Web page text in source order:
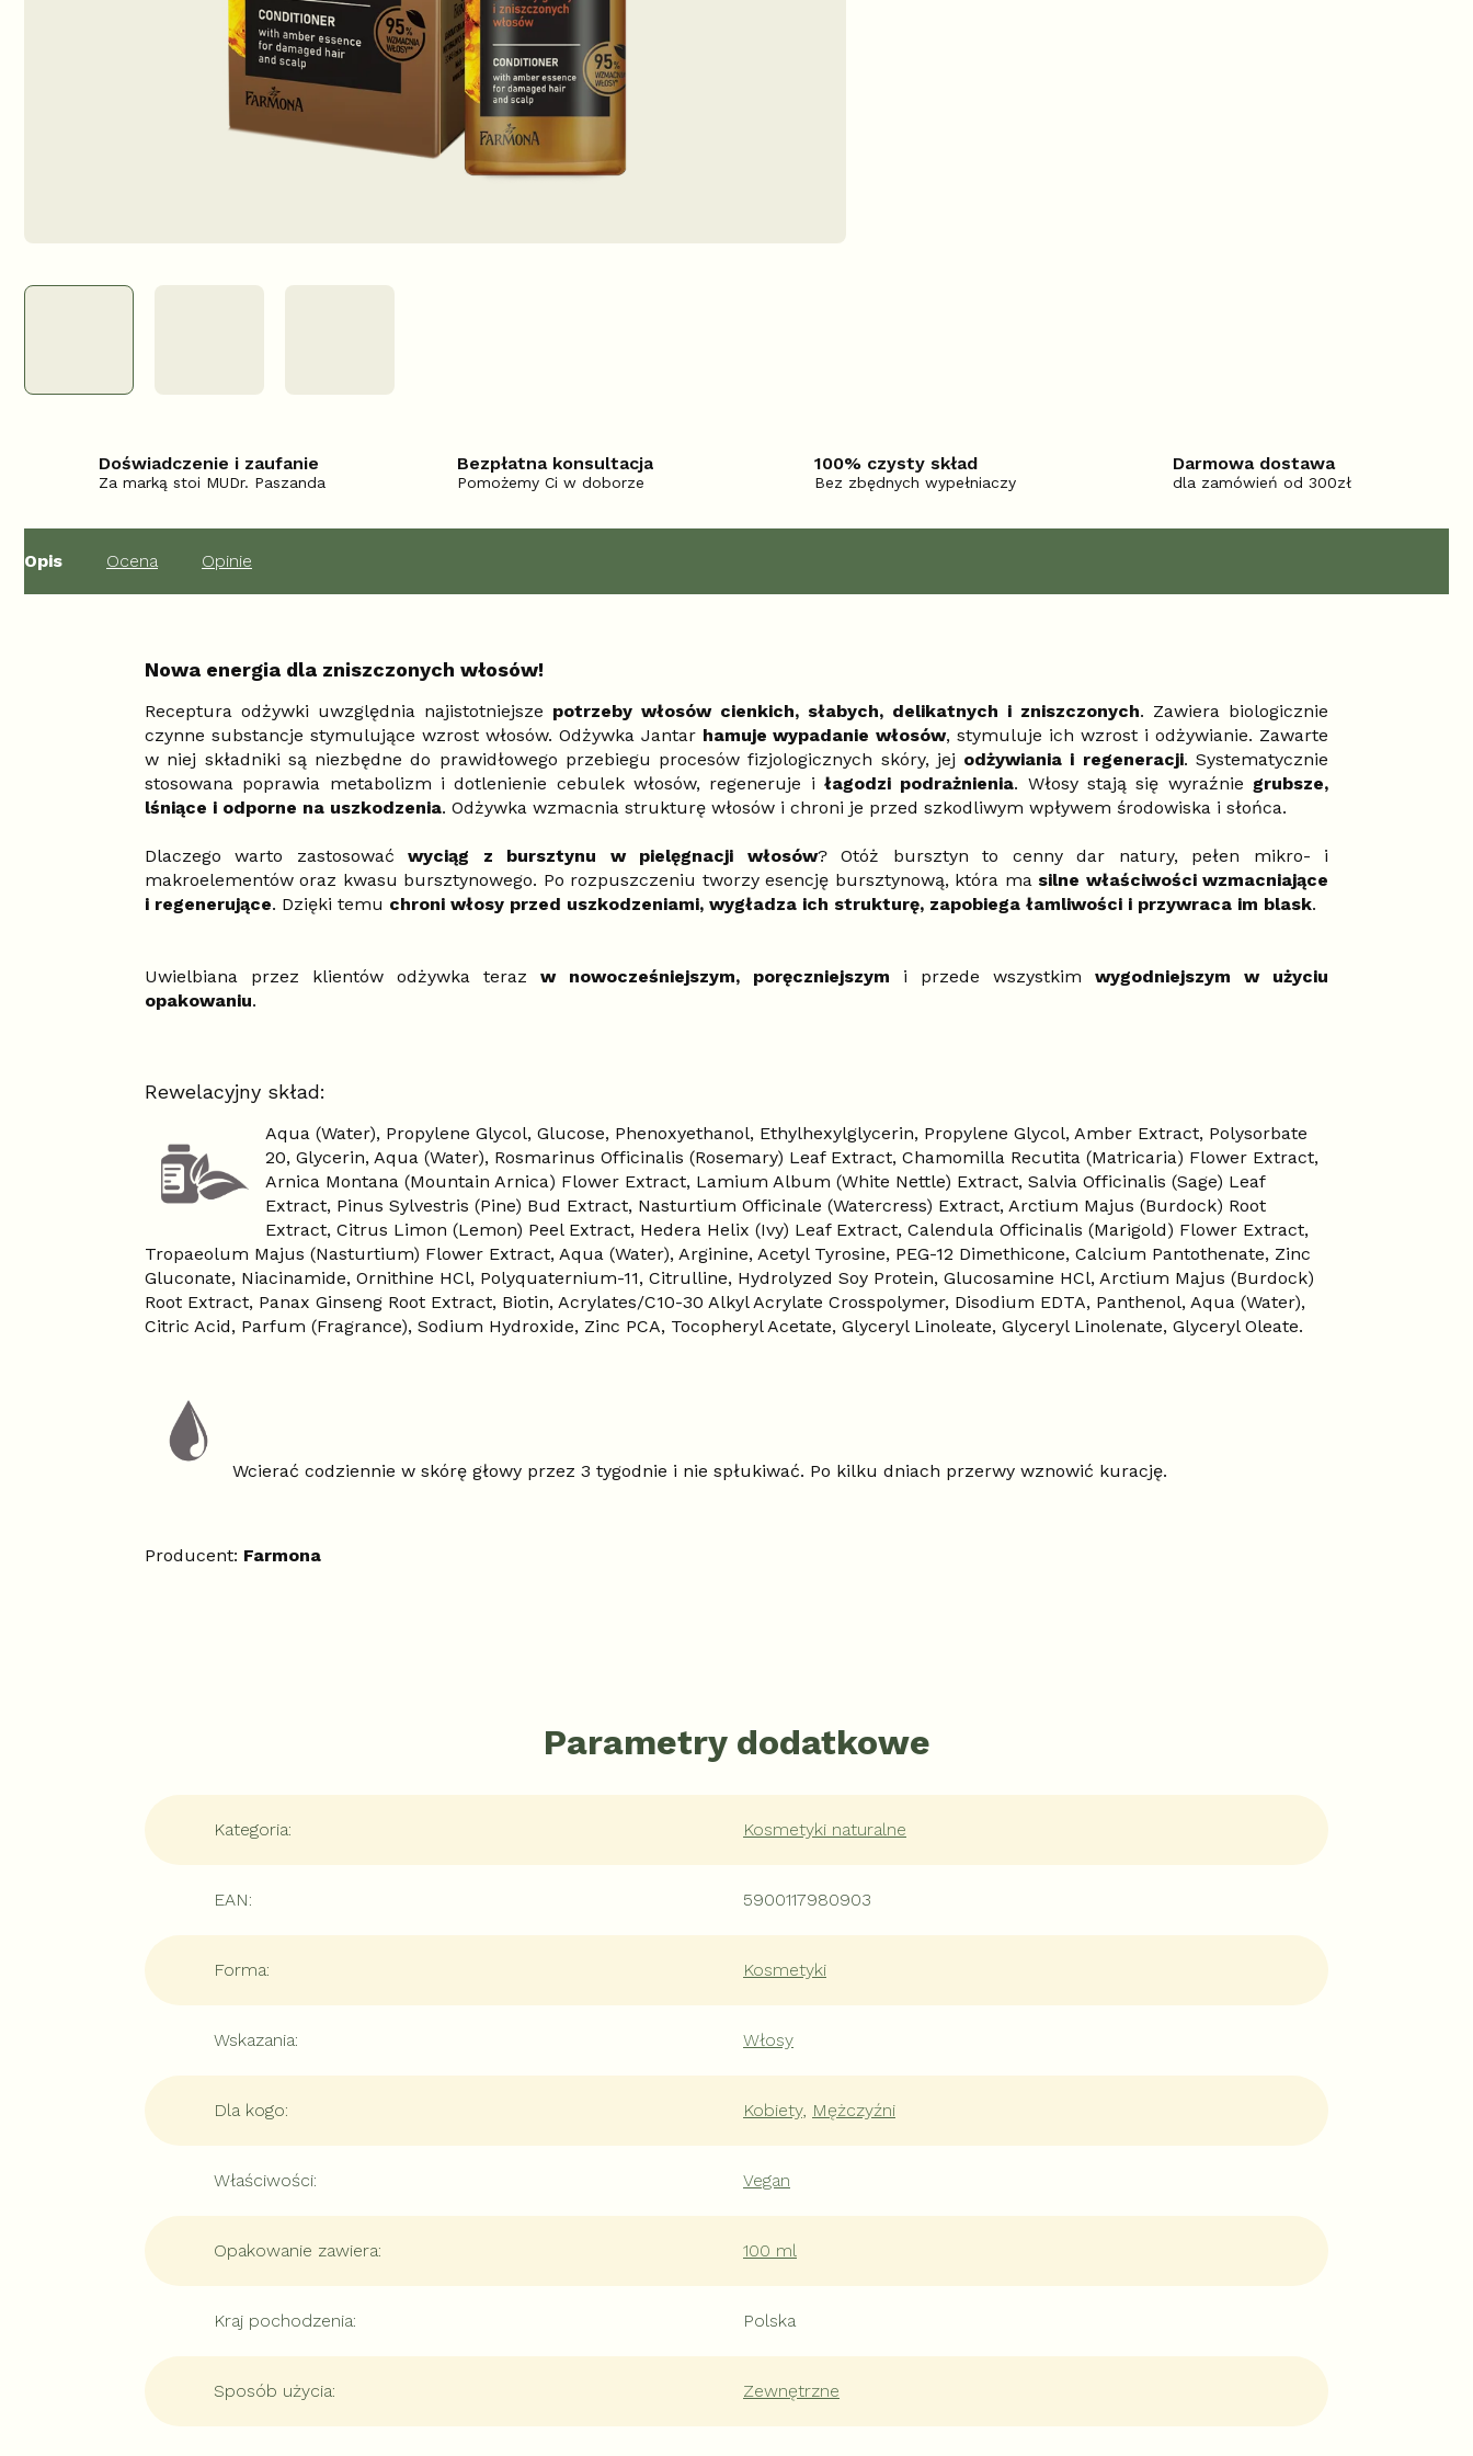
Doświadczenie i zaufanie
Za marką stoi MUDr. Paszanda
Bezpłatna konsultacja
Pomożemy Ci w doborze
100% czysty skład
Bez zbędnych wypełniaczy
Darmowa dostawa
dla zamówień od 300zł
Opis Ocena Opinie
Nowa energia dla zniszczonych włosów!
Receptura odżywki uwzględnia najistotniejsze potrzeby włosów cienkich, słabych, delikatnych i zniszczonych. Zawiera biologicznie
czynne substancje stymulujące wzrost włosów. Odżywka Jantar hamuje wypadanie włosów, stymuluje ich wzrost i odżywianie. Zawarte
w niej składniki są niezbędne do prawidłowego przebiegu procesów fizjologicznych skóry, jej odżywiania i regeneracji. Systematycznie
stosowana poprawia metabolizm i dotlenienie cebulek włosów, regeneruje i łagodzi podrażnienia. Włosy stają się wyraźnie grubsze,
lśniące i odporne na uszkodzenia. Odżywka wzmacnia strukturę włosów i chroni je przed szkodliwym wpływem środowiska i słońca.
Dlaczego warto zastosowaćwyciąg z bursztynu w pielęgnacji włosów? Otóż bursztyn to cenny dar natury, pełen mikro- i
makroelementów oraz kwasu bursztynowego. Po rozpuszczeniu tworzy esencję bursztynową, która ma silne właściwości wzmacniające
i regenerujące. Dzięki temu chroni włosy przed uszkodzeniami, wygładza ich strukturę, zapobiega łamliwości i przywraca im blask.
Uwielbiana przez klientów odżywka teraz w nowocześniejszym, poręczniejszym i przede wszystkim wygodniejszym w użyciu
opakowaniu.
Rewelacyjny skład:
Aqua (Water), Propylene Glycol, Glucose, Phenoxyethanol, Ethylhexylglycerin, Propylene Glycol, Amber Extract, Polysorbate
20, Glycerin, Aqua (Water), Rosmarinus Officinalis (Rosemary) Leaf Extract, Chamomilla Recutita (Matricaria) Flower Extract,
Arnica Montana (Mountain Arnica) Flower Extract, Lamium Album (White Nettle) Extract, Salvia Officinalis (Sage) Leaf
Extract, Pinus Sylvestris (Pine) Bud Extract, Nasturtium Officinale (Watercress) Extract, Arctium Majus (Burdock) Root
Extract, Citrus Limon (Lemon) Peel Extract, Hedera Helix (Ivy) Leaf Extract, Calendula Officinalis (Marigold) Flower Extract,
Tropaeolum Majus (Nasturtium) Flower Extract, Aqua (Water), Arginine, Acetyl Tyrosine, PEG-12 Dimethicone, Calcium Pantothenate, Zinc
Gluconate, Niacinamide, Ornithine HCl, Polyquaternium-11, Citrulline, Hydrolyzed Soy Protein, Glucosamine HCl, Arctium Majus (Burdock)
Root Extract, Panax Ginseng Root Extract, Biotin, Acrylates/C10-30 Alkyl Acrylate Crosspolymer, Disodium EDTA, Panthenol, Aqua (Water),
Citric Acid, Parfum (Fragrance), Sodium Hydroxide, Zinc PCA, Tocopheryl Acetate, Glyceryl Linoleate, Glyceryl Linolenate, Glyceryl Oleate.
Wcierać codziennie w skórę głowy przez 3 tygodnie i nie spłukiwać. Po kilku dniach przerwy wznowić kurację.
Producent: Farmona
Parametry dodatkowe
Kategoria: Kosmetyki naturalne
EAN: 5900117980903
Forma: Kosmetyki
Wskazania: Włosy
Dla kogo: Kobiety, Mężczyźni
Właściwości: Vegan
Opakowanie zawiera: 100 ml
Kraj pochodzenia: Polska
Sposób użycia: Zewnętrzne